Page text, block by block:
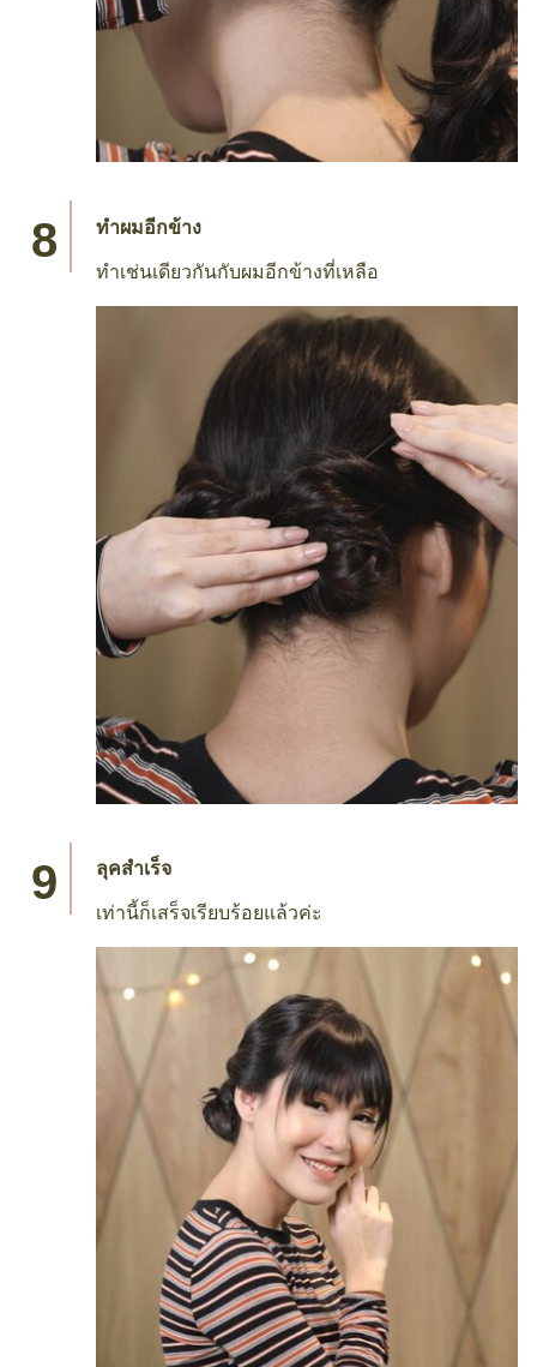
ทำผมอีกข้าง
ทำเช่นเดียวกันกับผมอีกข้างที่เหลือ
ลุคสำเร็จ
เท่านี้ก็เสร็จเรียบร้อยแล้วค่ะ